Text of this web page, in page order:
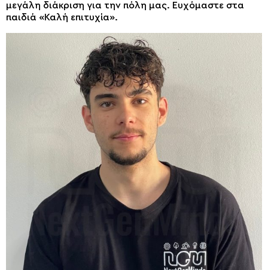
μεγάλη διάκριση για την πόλη μας. Ευχόμαστε στα
παιδιά «Καλή επιτυχία».